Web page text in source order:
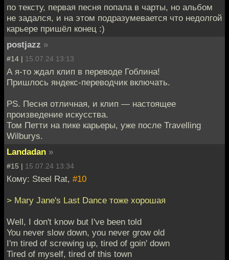
по тексту, первая песня попала в чарты, но альбом
не задался, и на этом подразумевается что недолгой
карьере пришёл конец :)
postjazz »
#14 | 15.07.24 13:13
А я-то ждал клип в переводе Гоблина!
Пришлось яндекс-переводчик включать.
PS. Песня отличная, и клип — настоящее
произведение искусства.
Том Петти на пике карьеры, уже после Travelling
Wilburys.
Landadan »
#15 | 15.07.24 13:34
Кому: Steel Rat, #10
> Mary Jane's Last Dance тоже хорошая
Well, I don't know but I've been told
You never slow down, you never grow old
I'm tired of screwing up, tired of goin' down
Tired of myself, tired of this town